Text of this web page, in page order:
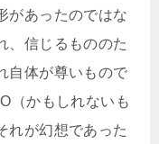
があったのではな
、信じるもののた
自体が尊いもので
（かもしれないも
れが幻想であった